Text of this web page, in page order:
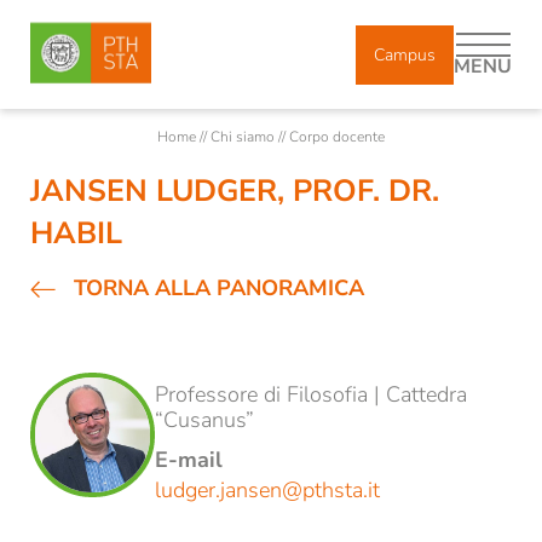
Campus MENU
Chi siamo
Docenti incaricati e ricercatori
Collaboratori
Diplomati
Home//Chi siamo //Corpo docente
JANSEN LUDGER, PROF. DR.
HABIL
TORNA ALLA PANORAMICA
Professore di Filosofia | Cattedra
“Cusanus”
E-mail
ludger.jansen@pthsta.it